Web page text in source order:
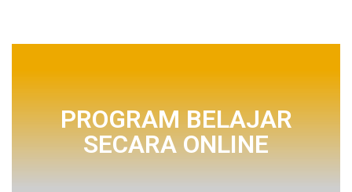
PROGRAM BELAJAR
SECARA ONLINE